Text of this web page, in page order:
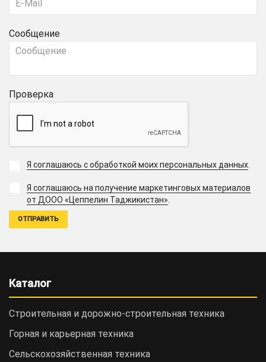
Сообщение
Проверка
Я соглашаюсь с обработкой моих персональных данных.
Я соглашаюсь на получение маркетинговых материалов
от ДООО «Цеппелин Таджикистан».
Каталог
Строительная и дорожно-cтроительная техника
Горная и карьерная техника
Сельскохозяйственная техника